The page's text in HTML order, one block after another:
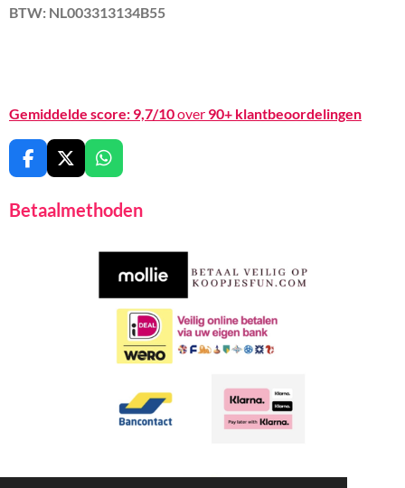
BTW: NL003313134B55
Gemiddelde score: 9,7/10over 90+ klantbeoordelingen
F
a
c
e
X
W
h
t
A
Betaalmethoden